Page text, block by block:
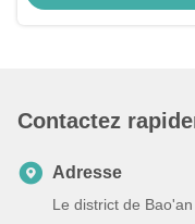
Contactez
Adresse
Le district de